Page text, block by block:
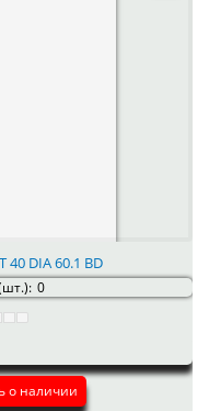
40 DIA 60.1 BD
0
о наличии